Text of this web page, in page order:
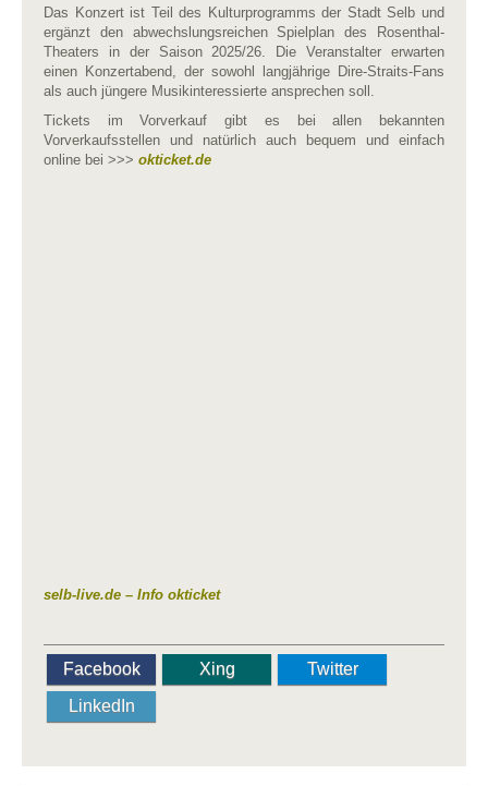
Das Konzert ist Teil des Kulturprogramms der Stadt Selb und
ergänzt den abwechslungsreichen Spielplan des Rosenthal-
Theaters in der Saison 2025/26. Die Veranstalter erwarten
einen Konzertabend, der sowohl langjährige Dire-Straits-Fans
als auch jüngere Musikinteressierte ansprechen soll.
Tickets im Vorverkauf gibt es bei allen bekannten
Vorverkaufsstellen und natürlich auch bequem und einfach
online bei >>> okticket.de
selb-live.de – Info okticket
Facebook Xing
Twitter
LinkedIn